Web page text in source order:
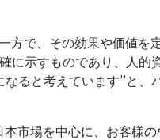
で、その効果や価値を
に示すものであり、人的
ると考えています”と、
市場を中心に、お客様